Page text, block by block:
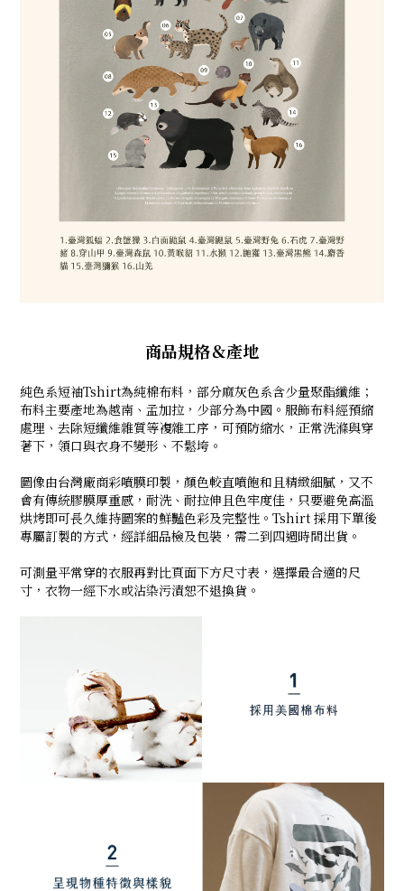
商品規格＆產地
純色系短袖Tshirt為純棉布料，部分麻灰色系含少量聚酯纖維；
布料主要產地為越南、孟加拉，少部分為中國。服飾布料經預縮
處理、去除短纖維雜質等複雜工序，可預防縮水，正常洗滌與穿
著下，領口與衣身不變形、不鬆垮。
圖像由台灣廠商彩噴膜印製，顏色較直噴飽和且精緻細膩，又不
會有傳統膠膜厚重感，耐洗、耐拉伸且色牢度佳，只要避免高溫
烘烤即可長久維持圖案的鮮豔色彩及完整性。Tshirt 採用下單後
專屬訂製的方式，經詳細品檢及包裝，需二到四週時間出貨。
可測量平常穿的衣服再對比頁面下方尺寸表，選擇最合適的尺
寸，衣物一經下水或沾染污漬恕不退換貨。